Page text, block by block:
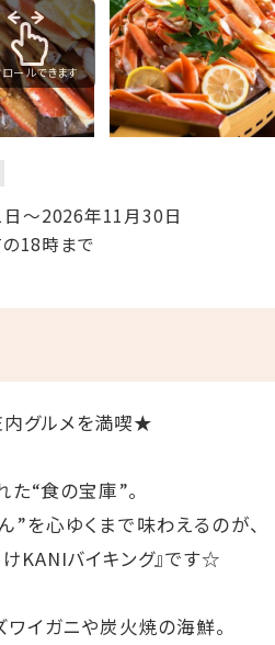
ールできます
～2026年11月30日
18時まで
内グルメを満喫★
た“食の宝庫”。
を心ゆくまで味わえるのが、
KANIバイキング』です☆
イガニや炭火焼の海鮮。